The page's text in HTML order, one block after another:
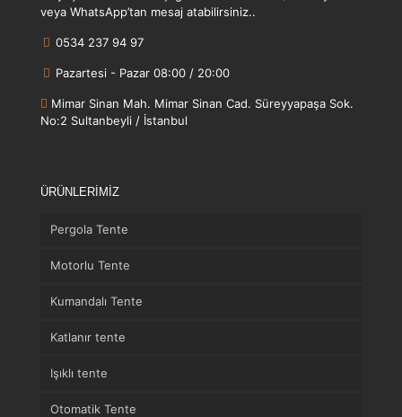
veya WhatsApp’tan mesaj atabilirsiniz..
0534 237 94 97
Pazartesi - Pazar 08:00 / 20:00
Mimar Sinan Mah. Mimar Sinan Cad. Süreyyapaşa Sok.
No:2 Sultanbeyli / İstanbul
ÜRÜNLERİMİZ
Pergola Tente
Motorlu Tente
Kumandalı Tente
Katlanır tente
Işıklı tente
Otomatik Tente